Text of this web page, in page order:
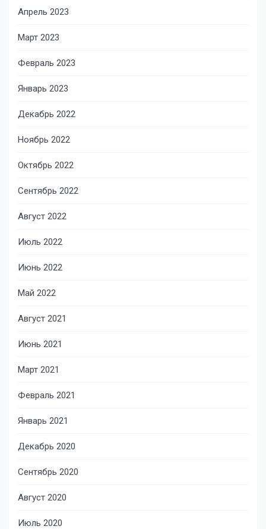
Апрель 2023
Март 2023
Февраль 2023
Январь 2023
Декабрь 2022
Ноябрь 2022
Октябрь 2022
Сентябрь 2022
Август 2022
Июль 2022
Июнь 2022
Май 2022
Август 2021
Июнь 2021
Март 2021
Февраль 2021
Январь 2021
Декабрь 2020
Сентябрь 2020
Август 2020
Июль 2020